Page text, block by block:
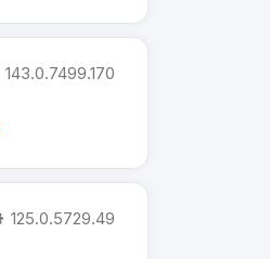
143.0.7499.170
125.0.5729.49